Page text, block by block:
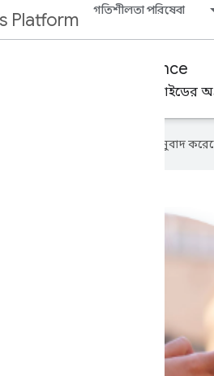
Platform গতিশীলতা পরিষেবা
Consumer experience
গ্রাহকদের সাথে অর্ডার বা
অনুবাদ